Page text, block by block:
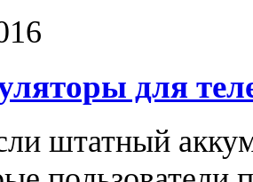
для
штатный